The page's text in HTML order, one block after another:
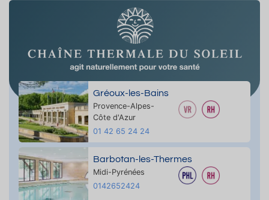
Gréoux-les-Bains
Provence-Alpes-
Côte d'Azur
01 42 65 24 24
Barbotan-les-Thermes
Midi-Pyrénées
0142652424